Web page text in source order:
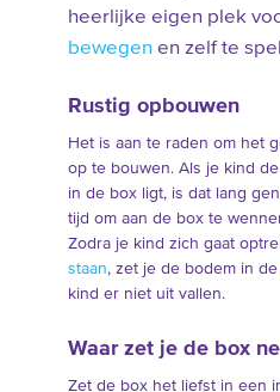
heerlijke eigen plek
bewegen en zelf te
Rustig opbouwen
Het is aan te raden om het
op te bouwen. Als je kind
in de box ligt, is dat lang
tijd om aan de box te
Zodra je kind zich gaat
staan, zet je de bodem in
kind er niet uit vallen.
Waar zet je de box
Zet de box het liefst in een